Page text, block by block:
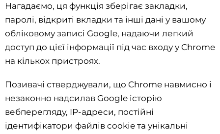
Нагадаємо, ця функція зберігає закладки,
паролі, відкриті вкладки та інші дані у вашому
обліковому записі Google, надаючи легкий
доступ до цієї інформації під час входу у Chrome
на кількох пристроях.
Позивачі стверджували, що Chrome навмисно і
незаконно надсилав Google історію
вебперегляду, IP-адреси, постійні
ідентифікатори файлів cookie та унікальні